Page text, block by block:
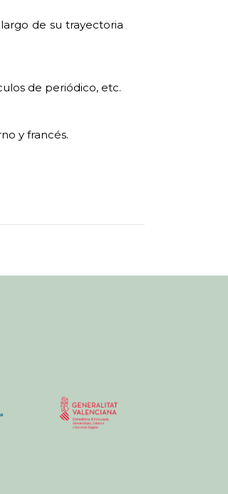
de su trayectoria
de periódico, etc.
y francés.